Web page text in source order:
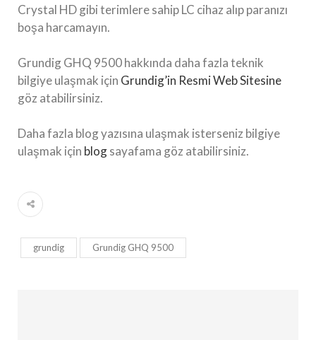
Crystal HD gibi terimlere sahip LC cihaz alıp paranızı
boşa harcamayın.
Grundig GHQ 9500 hakkında daha fazla teknik
bilgiye ulaşmak için Grundig’in Resmi Web Sitesine
göz atabilirsiniz.
Daha fazla blog yazısına ulaşmak isterseniz bilgiye
ulaşmak için blogsayafama göz atabilirsiniz.
grundig Grundig GHQ 9500